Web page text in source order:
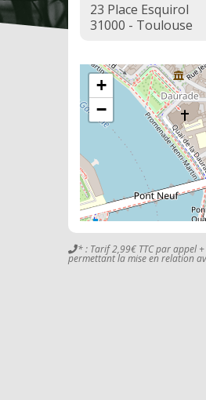
23 Place Esquirol
31000 - Toulouse
+
−
* : Tarif 2,99€ TTC par appel
permettant la mise en relation